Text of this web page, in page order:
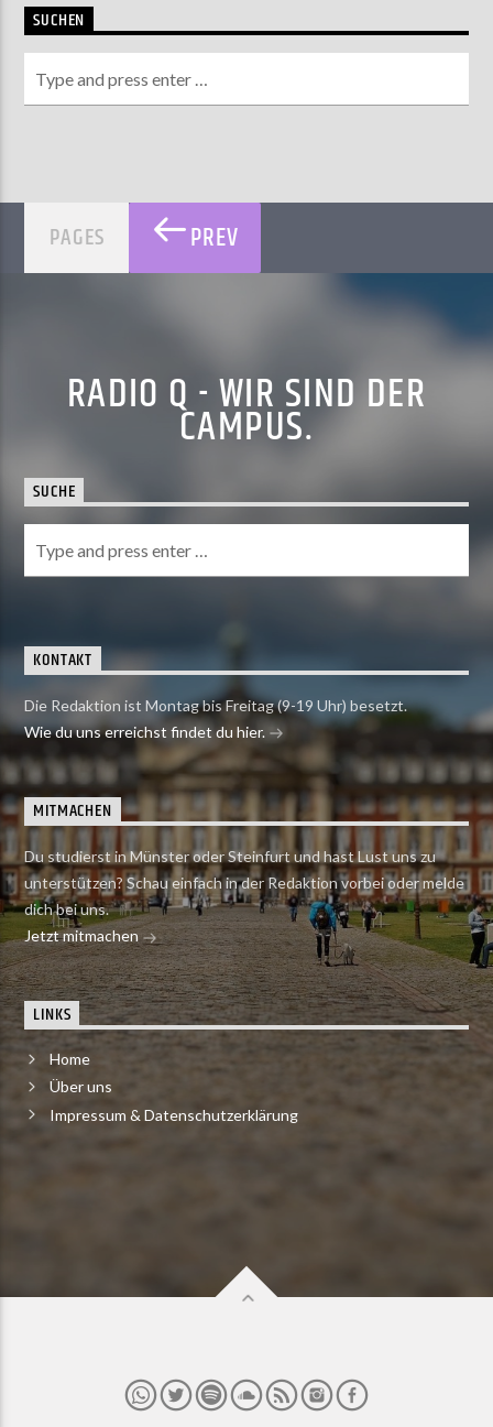
SUCHEN
PAGES PREV
RADIO Q - WIR SIND DER
CAMPUS.
SUCHE
KONTAKT
Die Redaktion ist Montag bis Freitag (9-19 Uhr) besetzt.
Wie du uns erreichst findet du hier.
MITMACHEN
Du studierst in Münster oder Steinfurt und hast Lust uns zu
unterstützen? Schau einfach in der Redaktion vorbei oder melde
dich bei uns.
Jetzt mitmachen
LINKS
Home
Über uns
Impressum & Datenschutzerklärung